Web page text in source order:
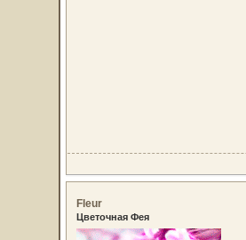
Fleur
Цветочная Фея